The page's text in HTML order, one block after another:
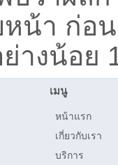
น้า ก่อ
างน้อย
เมนู
หน้าแรก
เกี่ยวกับเรา
บริการ